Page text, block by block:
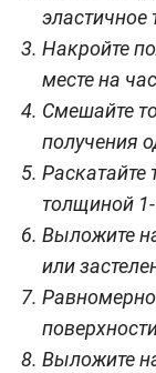
эластичное
Накройте
месте на
Смешайте
получения
Раскатайте
толщиной
Выложите
или
Равномерно
Выложите